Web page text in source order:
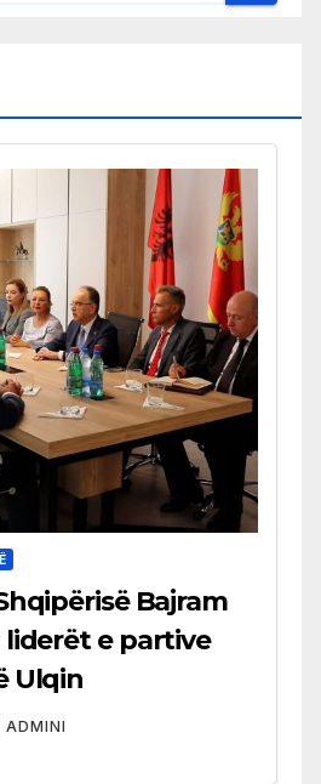
Bajram
e partive
Ulqin
ADMINI